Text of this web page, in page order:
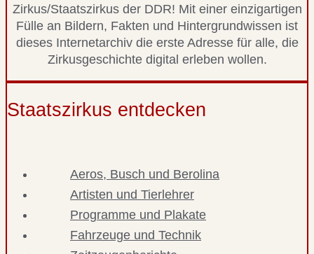
Zirkus/Staatszirkus der DDR! Mit einer einzigartigen
Fülle an Bildern, Fakten und Hintergrundwissen ist
dieses Internetarchiv die erste Adresse für alle, die
Zirkusgeschichte digital erleben wollen.
Staatszirkus entdecken
Aeros, Busch und Berolina
Artisten und Tierlehrer
Programme und Plakate
Fahrzeuge und Technik